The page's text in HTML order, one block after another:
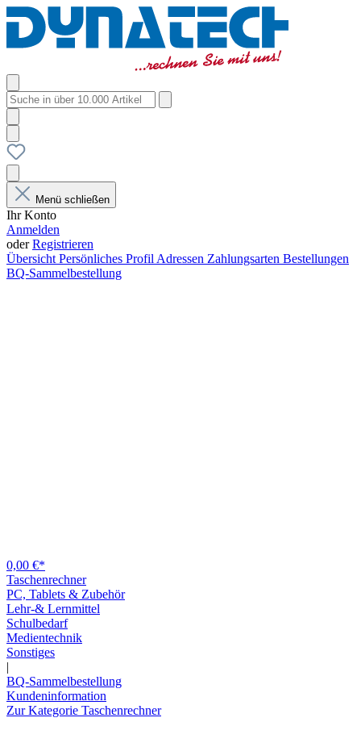
Menü schließen
Ihr Konto
Anmelden
oderRegistrieren
Übersicht Persönliches Profil Adressen Zahlungsarten Bestellungen
BQ-Sammelbestellung
0,00 €*
Taschenrechner
PC, Tablets & Zubehör
Lehr-& Lernmittel
Schulbedarf
Medientechnik
Sonstiges
|
BQ-Sammelbestellung
Kundeninformation
Zur Kategorie Taschenrechner